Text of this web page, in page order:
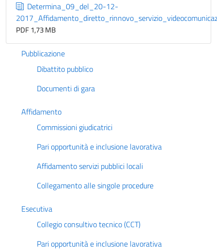
Determina_09_del_20-12-
PDF 1,73 MB
Pubblicazione
Dibattito pubblico
Documenti di gara
Affidamento
Commissioni giudicatrici
Pari opportunità e inclusione lavorativa
Affidamento servizi pubblici locali
Collegamento alle singole procedure
Esecutiva
Collegio consultivo tecnico (CCT)
Pari opportunità e inclusione lavorativa